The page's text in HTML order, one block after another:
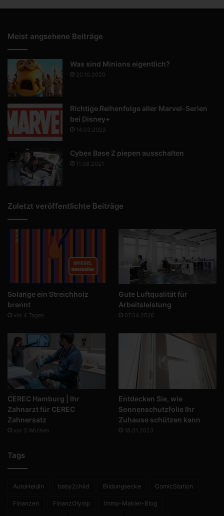
Meist angsehene Beiträge
Was sind Minions eigentlich?
20.10.2020
Richtige Reihenfolge aller Marvel-Serien
bei Disney+
14.03.2022
Cybex Base Z piepen ausschalten
11.08.2021
Zuletzt veröffentlichte Beiträge
Solange ein Streichholz
brennt
vor 4 Tagen
Gute Luftqualität für
Arbeitsleistung
07.04.2026
CEREC Hamburg | Ihr
Zahnarzt für CEREC
Zahnersatz
vor 3 Wochen
Entdecken Sie, wie
Sonnenschutzfolie Ihr
Zuhause schützen kann
18.01.2023
Tags
AutoHeldin baby2child Bildungsecke ComicStation
Finanzen FinanzOlymp Immo-Makler-Blog